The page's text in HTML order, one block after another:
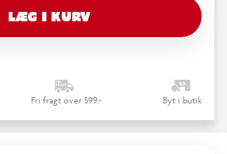
LÆG I KURV
Fri fragt over 599,- Byt i butik